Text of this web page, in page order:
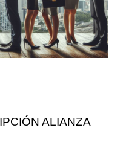
ALIANZA